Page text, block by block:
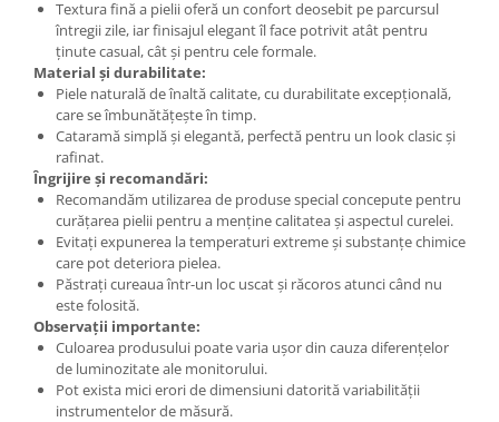
Textura fină a pielii oferă un confort deosebit pe parcursul
întregii zile, iar finisajul elegant îl face potrivit atât pentru
ținute casual, cât și pentru cele formale.
Material și durabilitate:
Piele naturală de înaltă calitate, cu durabilitate excepțională,
care se îmbunătățește în timp.
Cataramă simplă și elegantă, perfectă pentru un look clasic și
rafinat.
Îngrijire și recomandări:
Recomandăm utilizarea de produse special concepute pentru
curățarea pielii pentru a menține calitatea și aspectul curelei.
Evitați expunerea la temperaturi extreme și substanțe chimice
care pot deteriora pielea.
Păstrați cureaua într-un loc uscat și răcoros atunci când nu
este folosită.
Observații importante:
Culoarea produsului poate varia ușor din cauza diferențelor
de luminozitate ale monitorului.
Pot exista mici erori de dimensiuni datorită variabilității
instrumentelor de măsură.